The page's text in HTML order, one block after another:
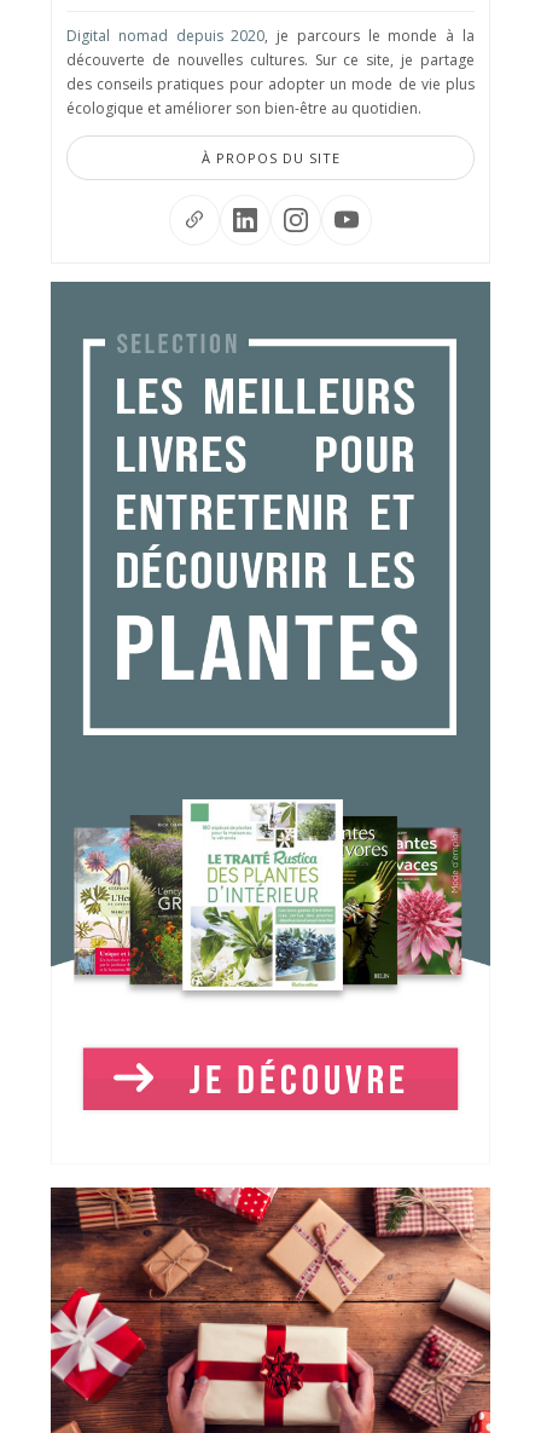
Digital nomad depuis 2020, je parcours le monde à la
découverte de nouvelles cultures. Sur ce site, je partage
des conseils pratiques pour adopter un mode de vie plus
écologique et améliorer son bien-être au quotidien.
À PROPOS DU SITE